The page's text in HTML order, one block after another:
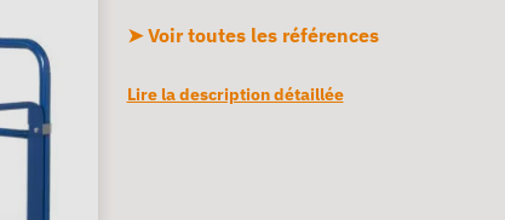
➤ Voir toutes les références
Lire la description détaillée